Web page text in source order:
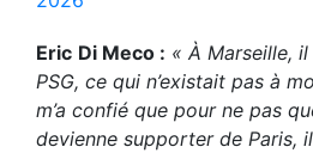
Eric Di Meco : « À Marseille,
PSG, ce qui n’existait pas à
m’a confié que pour ne pas
devienne supporter de Paris,